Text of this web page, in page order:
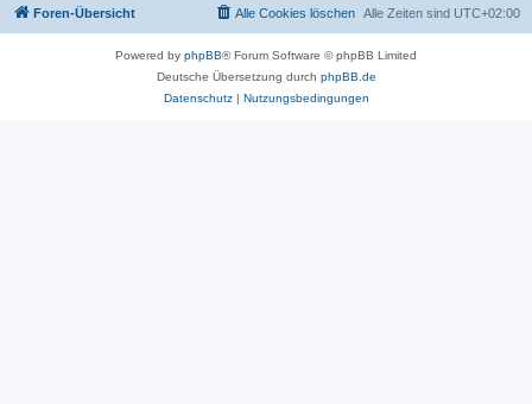
Foren-Übersicht Alle Zeiten sind UTC+02:00
Alle Cookies löschen
Powered by phpBB® Forum Software © phpBB Limited
Deutsche Übersetzung durch phpBB.de
Datenschutz| Nutzungsbedingungen